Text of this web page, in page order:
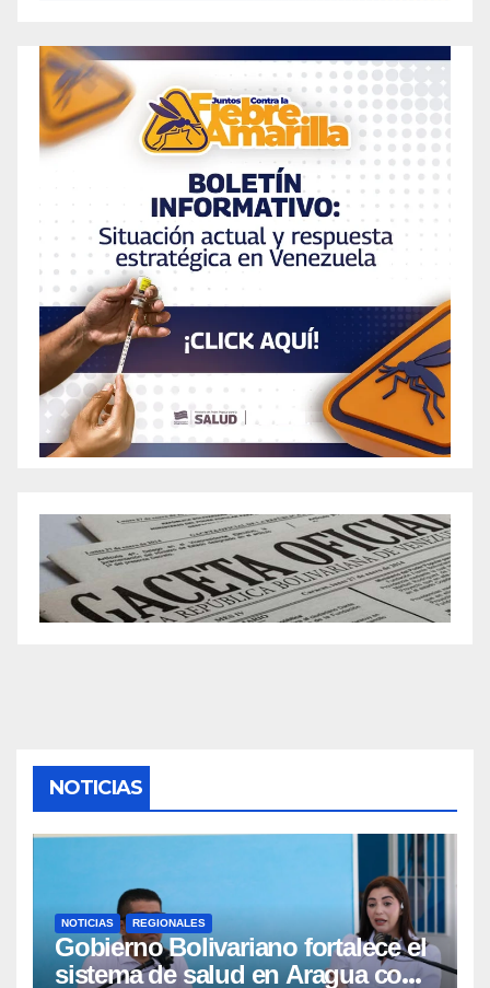
NOTICIAS
NOTICIAS REGIONALES
Gobierno Bolivariano fortalece el
sistema de salud en Aragua con